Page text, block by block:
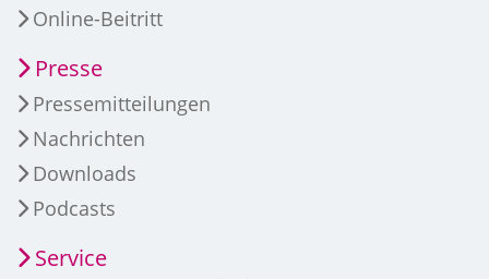
Online-Beitritt
Presse
Pressemitteilungen
Nachrichten
Downloads
Podcasts
Service